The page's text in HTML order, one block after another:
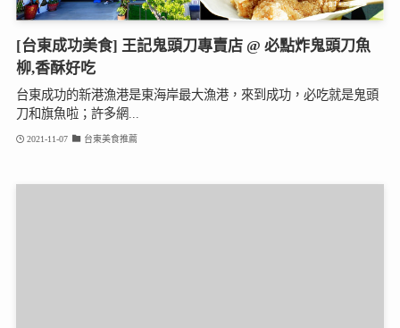
[台東成功美食] 王記鬼頭刀專賣店 @ 必點炸鬼頭刀魚
柳,香酥好吃
台東成功的新港漁港是東海岸最大漁港，來到成功，必吃就是鬼頭
刀和旗魚啦；許多網...
2021-11-07 台東美食推薦